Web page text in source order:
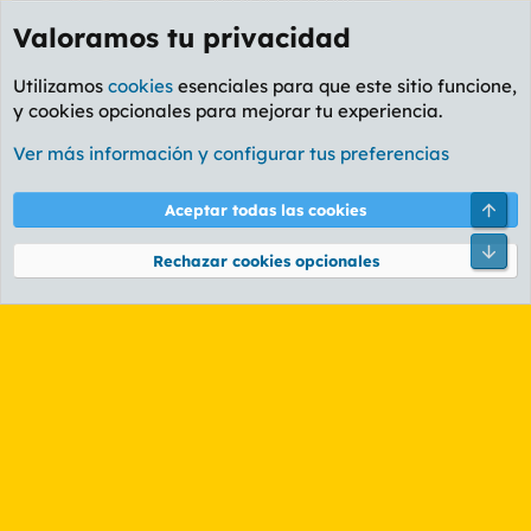
Foro General
Cookies
PL OLDSTYLE AMARILLO
Términos y reglas Política de privacidad Ayuda
Community platform by XenForo® © 2010-2026 XenForo Ltd.
Valoramos tu privacidad
Utilizamos cookies esenciales para que este sitio funcione,
y cookies opcionales para mejorar tu experiencia.
Ver más información y configurar tus preferencias
Aceptar todas las cookies
Rechazar cookies opcionales
Pie